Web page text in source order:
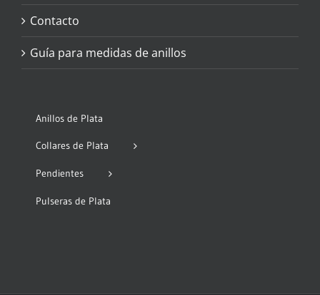
Contacto
Guía para medidas de anillos
Anillos de Plata
Collares de Plata
Pendientes
Pulseras de Plata